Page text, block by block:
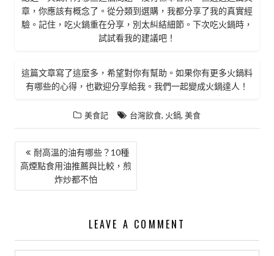
章，你應該有概念了。從分類到選購，我都分享了我的真實經
驗。記住，吃火鍋重在分享，別太糾結細節。下次吃火鍋時，
試試看我的建議吧！
這篇文章寫了這麼多，希望對你有幫助。如果你有更多火鍋料
有哪些的心得，也歡迎分享給我。我們一起變成火鍋達人！
美食記 台灣飲食, 火鍋, 美食
文
章
導
耐高溫的油有哪些？10種
高煙點食用油推薦與比較，煎
炸炒都不怕
LEAVE A COMMENT